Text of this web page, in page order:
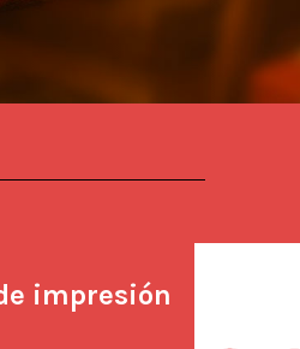
impresión